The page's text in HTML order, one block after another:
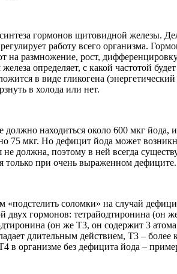
гормонов щитовидной железы.
работу всего организма.
на размножение, рост,
определяет, с какой частотой
в виде гликогена
в холода или нет.
должно находиться около 600 мкг йода,
75 мкг. Но дефицит йода может
должна, поэтому в ней всегда
только при очень выраженном дефиците.
соломки» на случай
двух гормонов: тетрайодтиронина (он
(он же Т3, он содержит 3
длительным действием, Т3 – более
в организме без дефицита йода –